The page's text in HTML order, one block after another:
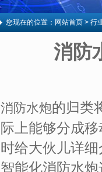
您现在的位置： 网站首页 > 行
消防
消防水炮的归类
际上能够分成
时给大伙儿详
智能化消防水